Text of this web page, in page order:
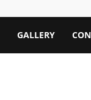
GALLERY